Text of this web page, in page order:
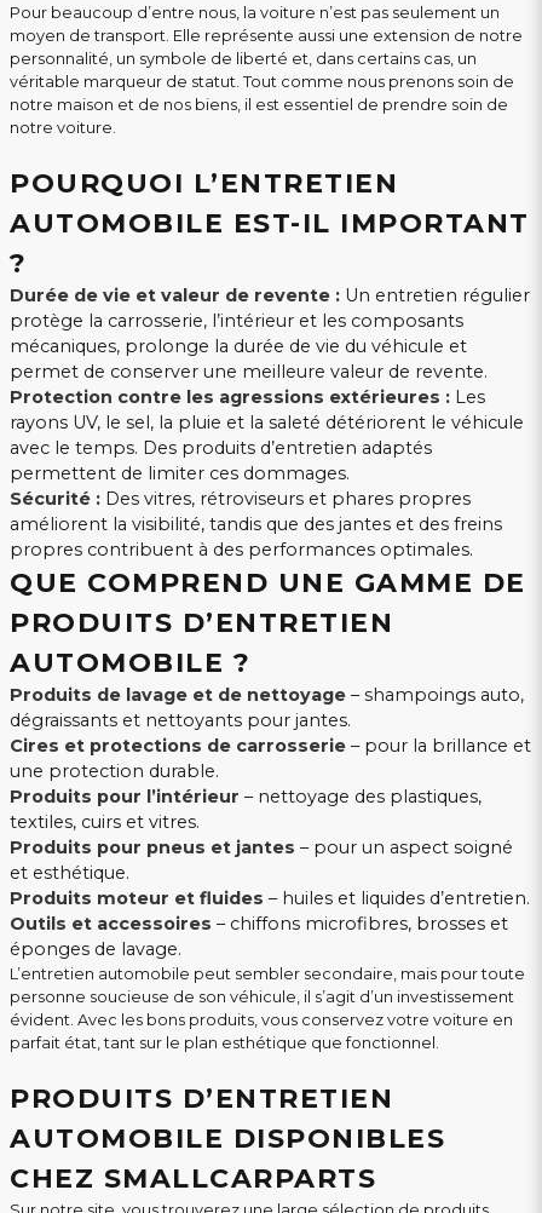
Pour beaucoup d’entre nous, la voiture n’est pas seulement un
moyen de transport. Elle représente aussi une extension de notre
personnalité, un symbole de liberté et, dans certains cas, un
véritable marqueur de statut. Tout comme nous prenons soin de
notre maison et de nos biens, il est essentiel de prendre soin de
notre voiture.
POURQUOI L’ENTRETIEN
AUTOMOBILE EST-IL IMPORTANT
?
Durée de vie et valeur de revente : Un entretien régulier
protège la carrosserie, l’intérieur et les composants
mécaniques, prolonge la durée de vie du véhicule et
permet de conserver une meilleure valeur de revente.
Protection contre les agressions extérieures : Les
rayons UV, le sel, la pluie et la saleté détériorent le véhicule
avec le temps. Des produits d’entretien adaptés
permettent de limiter ces dommages.
Sécurité : Des vitres, rétroviseurs et phares propres
améliorent la visibilité, tandis que des jantes et des freins
propres contribuent à des performances optimales.
QUE COMPREND UNE GAMME DE
PRODUITS D’ENTRETIEN
AUTOMOBILE ?
Produits de lavage et de nettoyage – shampoings auto,
dégraissants et nettoyants pour jantes.
Cires et protections de carrosserie – pour la brillance et
une protection durable.
Produits pour l’intérieur – nettoyage des plastiques,
textiles, cuirs et vitres.
Produits pour pneus et jantes – pour un aspect soigné
et esthétique.
Produits moteur et fluides – huiles et liquides d’entretien.
Outils et accessoires – chiffons microfibres, brosses et
éponges de lavage.
L’entretien automobile peut sembler secondaire, mais pour toute
personne soucieuse de son véhicule, il s’agit d’un investissement
évident. Avec les bons produits, vous conservez votre voiture en
parfait état, tant sur le plan esthétique que fonctionnel.
PRODUITS D’ENTRETIEN
AUTOMOBILE DISPONIBLES
CHEZ SMALLCARPARTS